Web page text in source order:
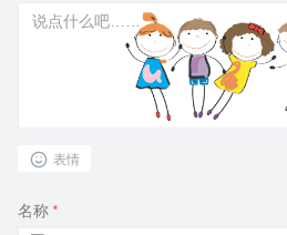
表情
名称 *